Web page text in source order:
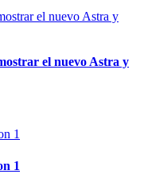
el nuevo Astra y
1